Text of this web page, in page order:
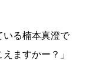
いる楠本真澄で
ますかー？」